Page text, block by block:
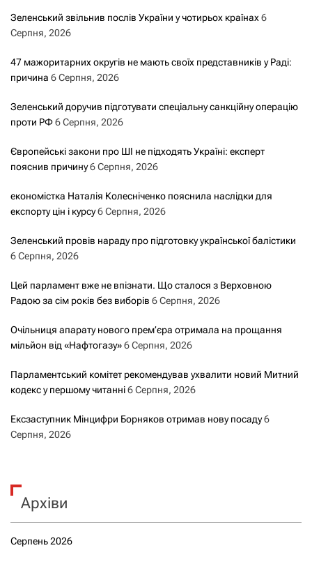
Зеленський звільнив послів України у чотирьох країнах6
Серпня, 2026
47 мажоритарних округів не мають своїх представників у Раді:
причина 6 Серпня, 2026
Зеленський доручив підготувати спеціальну санкційну операцію
проти РФ6 Серпня, 2026
Європейські закони про ШІ не підходять Україні: експерт
пояснив причину6 Серпня, 2026
економістка Наталія Колесніченко пояснила наслідки для
експорту цін і курсу6 Серпня, 2026
Зеленський провів нараду про підготовку української балістики
6 Серпня, 2026
Цей парламент вже не впізнати. Що сталося з Верховною
Радою за сім років без виборів 6 Серпня, 2026
Очільниця апарату нового прем’єра отримала на прощання
мільйон від «Нафтогазу»6 Серпня, 2026
Парламентський комітет рекомендував ухвалити новий Митний
кодекс у першому читанні6 Серпня, 2026
Ексзаступник Мінцифри Борняков отримав нову посаду6
Серпня, 2026
Архіви
Серпень 2026